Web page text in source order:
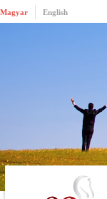
Magyar English